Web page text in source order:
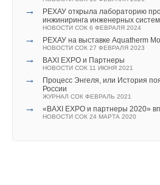
→
РЕХАУ открыла лабораторию
инжиниринга инженерных
НОВОСТИ СОК 6 ФЕВРАЛЯ 2024
→ РЕХАУ на выставке Aquatherm
НОВОСТИ СОК 27 ФЕВРАЛЯ 2023
→ BAXI EXPO и Партнеры
НОВОСТИ СОК 11 ИЮНЯ 2021
→
Процесс Энгеля, или История
России
ЖУРНАЛ СОК ФЕВРАЛЬ 2021
→ «BAXI EXPO и партнеры 2020»
НОВОСТИ СОК 24 МАРТА 2020
Комментарии
В этой теме еще нет комментариев
Новая вентиляционная
НОВОСТИ СОК 30 СЕНТЯБРЯ 2013
Кондиционер Dantherm DC Air
→
Профессиональное осушение —
подход
ЖУРНАЛ СОК АПРЕЛЬ 2007
Новинка — приточная
ZPW-N 2000 INT EC
НОВОСТИ СОК 6 АВГУСТА 2026
Ваше имя *
Ваш E-mail *
Текст комментария